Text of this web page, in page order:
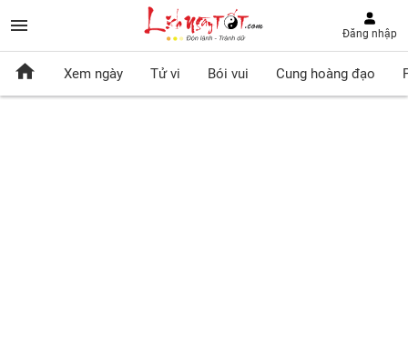
Đăng nhập
Xem ngày Tử vi Bói vui Cung hoàng đạo